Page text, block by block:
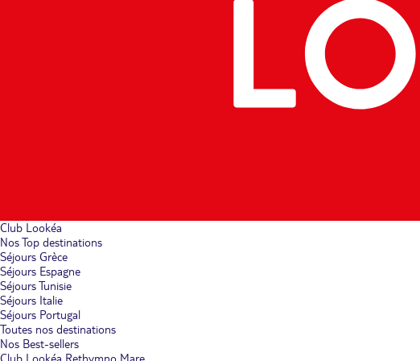
Club Lookéa
Nos Top destinations
Séjours Grèce
Séjours Espagne
Séjours Tunisie
Séjours Italie
Séjours Portugal
Toutes nos destinations
Nos Best-sellers